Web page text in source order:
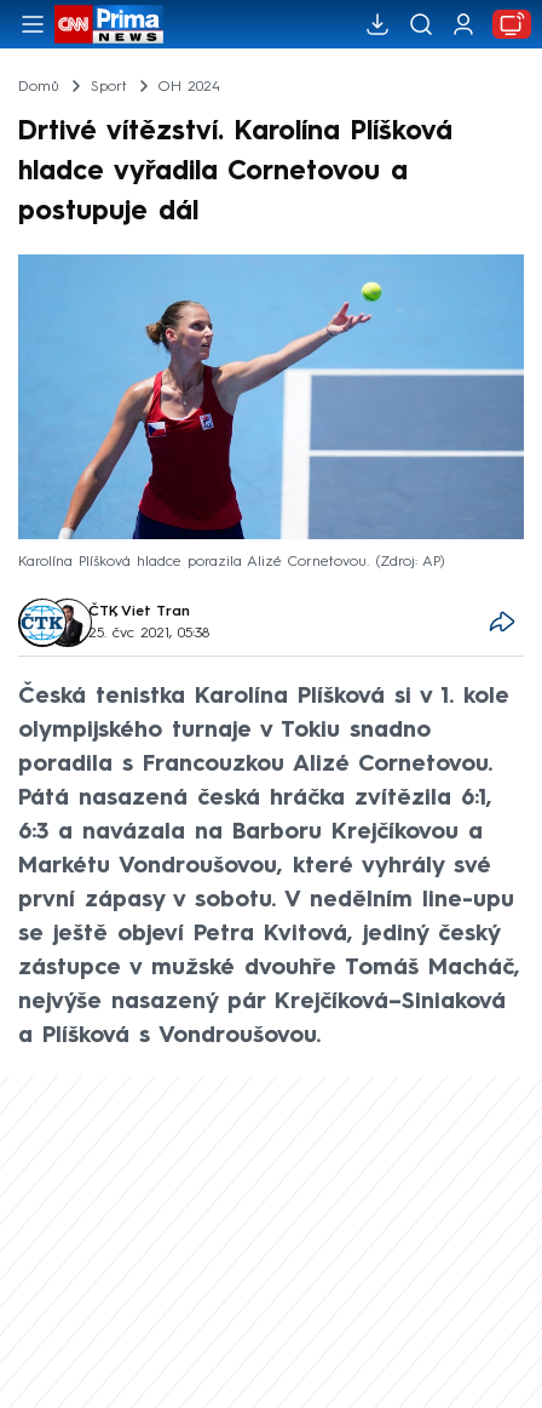
Domů Sport OH 2024
Drtivé vítězství. Karolína Plíšková
hladce vyřadila Cornetovou a
postupuje dál
Karolína Plíšková hladce porazila Alizé Cornetovou. Zdroj: AP
ČTK, Viet Tran
25. čvc 2021, 05:38
Česká tenistka Karolína Plíšková si v 1. kole
olympijského turnaje v Tokiu snadno
poradila s Francouzkou Alizé Cornetovou.
Pátá nasazená česká hráčka zvítězila 6:1,
6:3 a navázala na Barboru Krejčíkovou a
Markétu Vondroušovou, které vyhrály své
první zápasy v sobotu. V nedělním line-upu
se ještě objeví Petra Kvitová, jediný český
zástupce v mužské dvouhře Tomáš Macháč,
nejvýše nasazený pár Krejčíková–Siniaková
a Plíšková s Vondroušovou.